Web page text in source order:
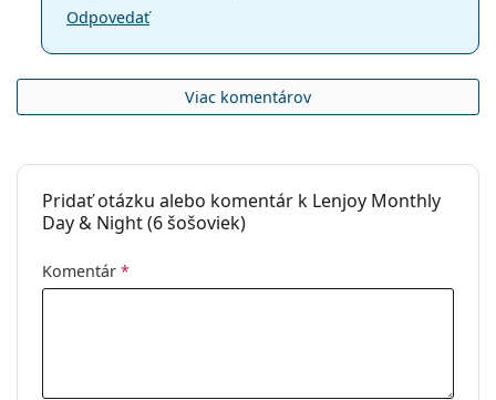
Odpovedať
Viac komentárov
Pridať otázku alebo komentár k Lenjoy Monthly
Day & Night (6 šošoviek)
Komentár *